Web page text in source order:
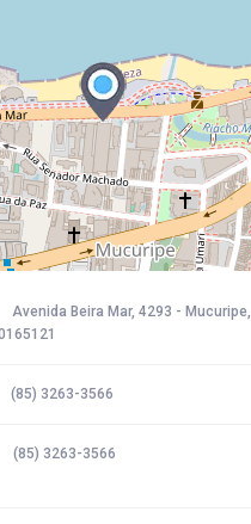
Avenida Beira Mar, 4293 - Mucuripe,
(85) 3263-3566
(85) 3263-3566